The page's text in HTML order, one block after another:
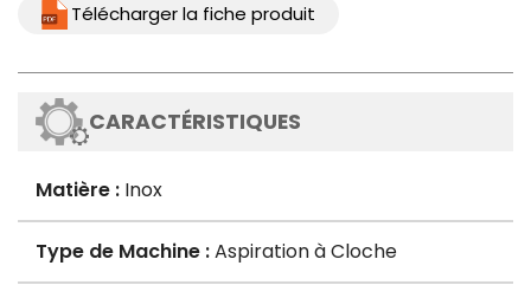
Télécharger la fiche produit
CARACTÉRISTIQUES
Matière : Inox
Type de Machine :Aspiration à Cloche